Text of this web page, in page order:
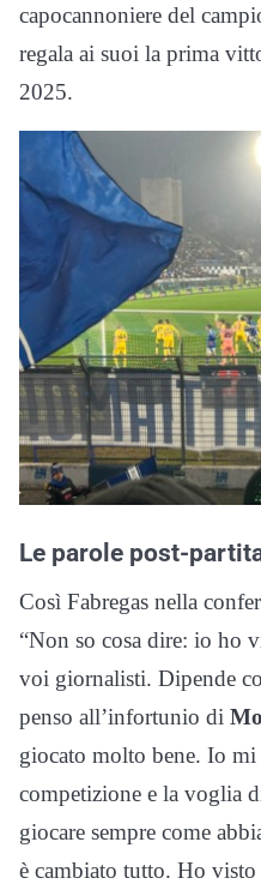
capocannoniere del
regala ai suoi la prima
2025.
Le parole post-
Così Fabregas nella
“Non so cosa dire: io ho
voi giornalisti. Dipende
penso all’infortunio di
giocato molto bene. Io
competizione e la voglia
giocare sempre come
è cambiato tutto. Ho visto